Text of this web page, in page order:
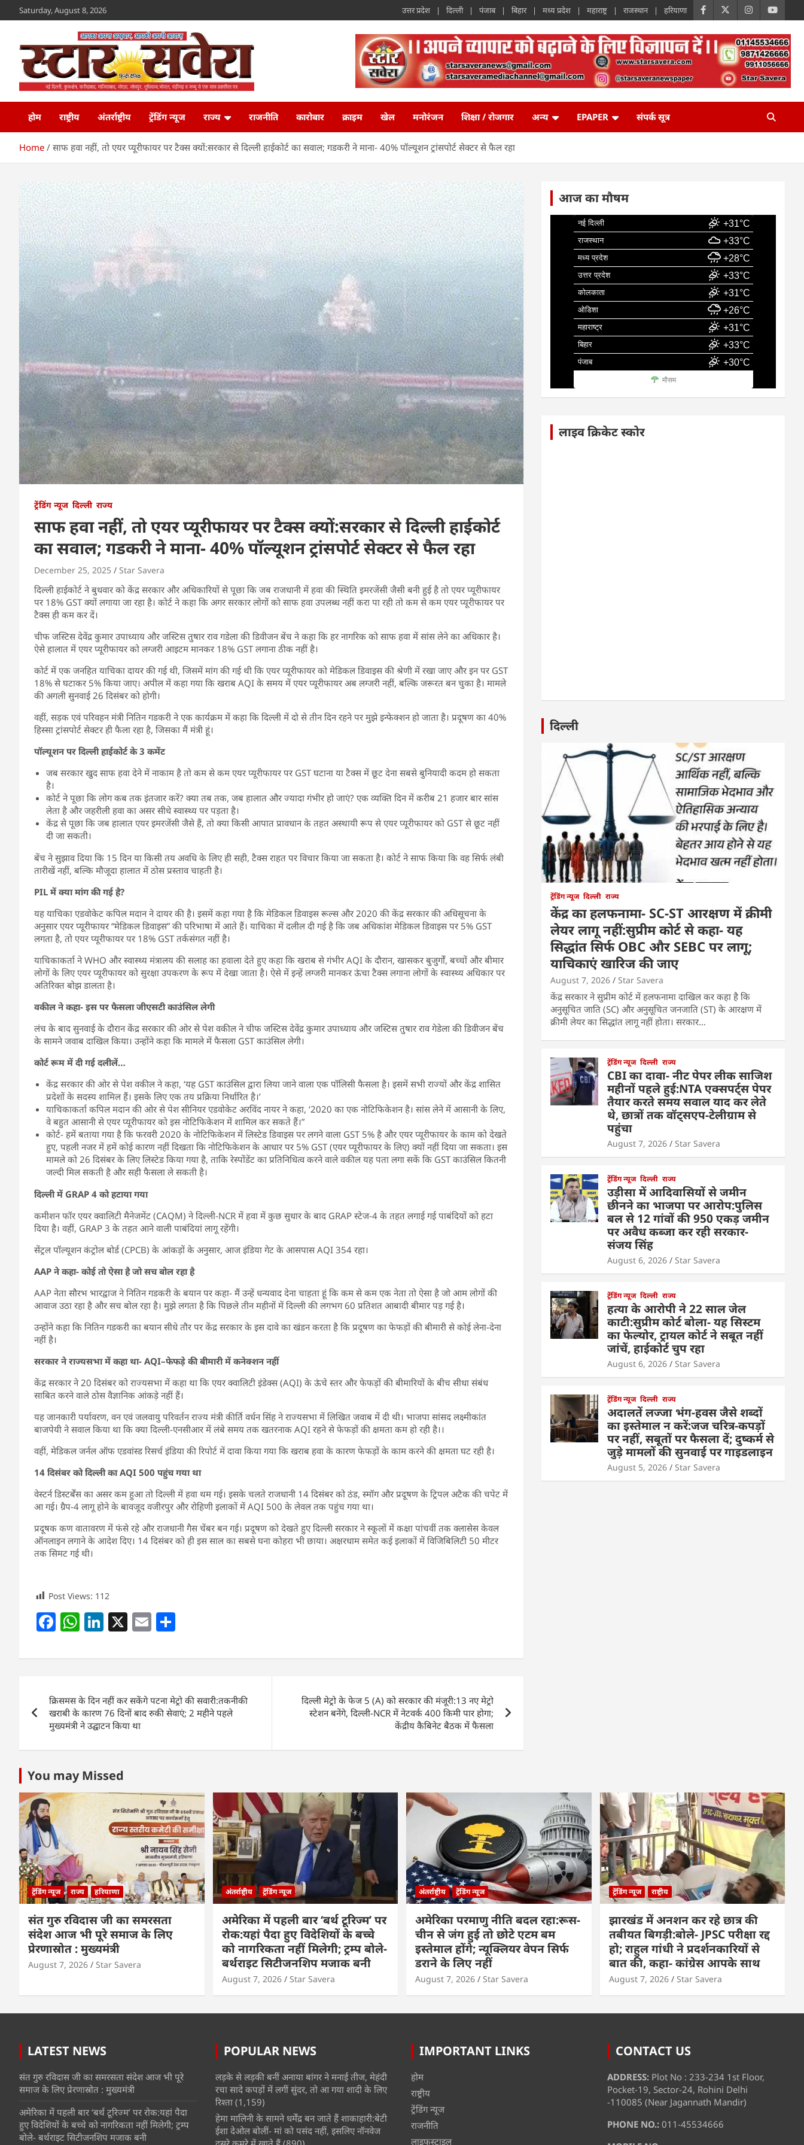
to
Saturday, August 8, 2026 उत्तर प्रदेश दिल्ली पंजाब बिहार मध्य प्रदेश महाराष्ट्र राजस्थान हरियाणा
Star Savera
होम
राष्ट्रीय अंतर्राष्ट्रीय ट्रेंडिंग न्यूज राज्य राजनीति कारोबार क्राइम खेल मनोरंजन शिक्षा / रोजगार अन्य EPAPER संपर्क सूत्र
Home साफ हवा नहीं, तो एयर प्यूरीफायर पर टैक्स क्यों:सरकार से दिल्ली हाईकोर्ट का सवाल; गडकरी ने माना- 40% पॉल्यूशन ट्रांसपोर्ट सेक्टर से फैल रहा
ट्रेंडिंग न्यूज दिल्ली राज्य
साफ हवा नहीं, तो एयर प्यूरीफायर पर टैक्स क्यों:सरकार से दिल्ली हाईकोर्ट
का सवाल; गडकरी ने माना- 40% पॉल्यूशन ट्रांसपोर्ट सेक्टर से फैल रहा
December 25, 2025 Star Savera
दिल्ली हाईकोर्ट ने बुधवार को केंद्र सरकार और अधिकारियों से पूछा कि जब राजधानी में हवा की स्थिति इमरजेंसी जैसी बनी हुई है तो एयर प्यूरीफायर
पर 18% GST क्यों लगाया जा रहा है। कोर्ट ने कहा कि अगर सरकार लोगों को साफ हवा उपलब्ध नहीं करा पा रही तो कम से कम एयर प्यूरीफायर पर
टैक्स ही कम कर दें।
चीफ जस्टिस देवेंद्र कुमार उपाध्याय और जस्टिस तुषार राव गडेला की डिवीजन बेंच ने कहा कि हर नागरिक को साफ हवा में सांस लेने का अधिकार है।
ऐसे हालात में एयर प्यूरीफायर को लग्जरी आइटम मानकर 18% GST लगाना ठीक नहीं है।
कोर्ट में एक जनहित याचिका दायर की गई थी, जिसमें मांग की गई थी कि एयर प्यूरीफायर को मेडिकल डिवाइस की श्रेणी में रखा जाए और इन पर GST
18% से घटाकर 5% किया जाए। अपील में कहा गया कि खराब AQI के समय में एयर प्यूरीफायर अब लग्जरी नहीं, बल्कि जरूरत बन चुका है। मामले
की अगली सुनवाई 26 दिसंबर को होगी।
वहीं, सड़क एवं परिवहन मंत्री नितिन गडकरी ने एक कार्यक्रम में कहा कि दिल्ली में दो से तीन दिन रहने पर मुझे इन्फेक्शन हो जाता है। प्रदूषण का 40%
हिस्सा ट्रांसपोर्ट सेक्टर ही फैला रहा है, जिसका मैं मंत्री हूं।
पॉल्यूशन पर दिल्ली हाईकोर्ट के 3 कमेंट
जब सरकार खुद साफ हवा देने में नाकाम है तो कम से कम एयर प्यूरीफायर पर GST घटाना या टैक्स में छूट देना सबसे बुनियादी कदम हो सकता
है।
कोर्ट ने पूछा कि लोग कब तक इंतजार करें? क्या तब तक, जब हालात और ज्यादा गंभीर हो जाएं? एक व्यक्ति दिन में करीब 21 हजार बार सांस
लेता है और जहरीली हवा का असर सीधे स्वास्थ्य पर पड़ता है।
केंद्र से पूछा कि जब हालात एयर इमरजेंसी जैसे हैं, तो क्या किसी आपात प्रावधान के तहत अस्थायी रूप से एयर प्यूरीफायर को GST से छूट नहीं
दी जा सकती।
बेंच ने सुझाव दिया कि 15 दिन या किसी तय अवधि के लिए ही सही, टैक्स राहत पर विचार किया जा सकता है। कोर्ट ने साफ किया कि वह सिर्फ लंबी
तारीखें नहीं, बल्कि मौजूदा हालात में ठोस प्रस्ताव चाहती है।
PIL में क्या मांग की गई है?
यह याचिका एडवोकेट कपिल मदान ने दायर की है। इसमें कहा गया है कि मेडिकल डिवाइस रूल्स और 2020 की केंद्र सरकार की अधिसूचना के
अनुसार एयर प्यूरीफायर “मेडिकल डिवाइस” की परिभाषा में आते हैं। याचिका में दलील दी गई है कि जब अधिकांश मेडिकल डिवाइस पर 5% GST
लगता है, तो एयर प्यूरीफायर पर 18% GST तर्कसंगत नहीं है।
याचिकाकर्ता ने WHO और स्वास्थ्य मंत्रालय की सलाह का हवाला देते हुए कहा कि खराब से गंभीर AQI के दौरान, खासकर बुजुर्गों, बच्चों और बीमार
लोगों के लिए एयर प्यूरीफायर को सुरक्षा उपकरण के रूप में देखा जाता है। ऐसे में इन्हें लग्जरी मानकर ऊंचा टैक्स लगाना लोगों के स्वास्थ्य अधिकार पर
अतिरिक्त बोझ डालता है।
वकील ने कहा- इस पर फैसला जीएसटी काउंसिल लेगी
लंच के बाद सुनवाई के दौरान केंद्र सरकार की ओर से पेश वकील ने चीफ जस्टिस देवेंद्र कुमार उपाध्याय और जस्टिस तुषार राव गेडेला की डिवीजन बेंच
के सामने जवाब दाखिल किया। उन्होंने कहा कि मामले में फैसला GST काउंसिल लेगी।
कोर्ट रूम में दी गई दलीलें…
केंद्र सरकार की ओर से पेश वकील ने कहा, ‘यह GST काउंसिल द्वारा लिया जाने वाला एक पॉलिसी फैसला है। इसमें सभी राज्यों और केंद्र शासित
प्रदेशों के सदस्य शामिल हैं। इसके लिए एक तय प्रक्रिया निर्धारित है।’
याचिकाकर्ता कपिल मदान की ओर से पेश सीनियर एडवोकेट अरविंद नायर ने कहा, ‘2020 का एक नोटिफिकेशन है। सांस लेने में आसानी के लिए,
वे बहुत आसानी से एयर प्यूरीफायर को इस नोटिफिकेशन में शामिल कर सकते हैं।”
कोर्ट- हमें बताया गया है कि फरवरी 2020 के नोटिफिकेशन में लिस्टेड डिवाइस पर लगने वाला GST 5% है और एयर प्यूरीफायर के काम को देखते
हुए, पहली नजर में हमें कोई कारण नहीं दिखता कि नोटिफिकेशन के आधार पर 5% GST (एयर प्यूरीफायर के लिए) क्यों नहीं दिया जा सकता। इस
मामले को 26 दिसंबर के लिए लिस्टेड किया गया है, ताकि रेस्पोंडेंट का प्रतिनिधित्व करने वाले वकील यह पता लगा सकें कि GST काउंसिल कितनी
जल्दी मिल सकती है और सही फैसला ले सकती है।
दिल्ली में GRAP 4 को हटाया गया
कमीशन फॉर एयर क्वालिटी मैनेजमेंट (CAQM) ने दिल्ली-NCR में हवा में कुछ सुधार के बाद GRAP स्टेज-4 के तहत लगाई गई पाबंदियों को हटा
दिया है। वहीं, GRAP 3 के तहत आने वाली पाबंदियां लागू रहेंगी।
सेंट्रल पॉल्यूशन कंट्रोल बोर्ड (CPCB) के आंकड़ों के अनुसार, आज इंडिया गेट के आसपास AQI 354 रहा।
AAP ने कहा- कोई तो ऐसा है जो सच बोल रहा है
AAP नेता सौरभ भारद्वाज ने नितिन गडकरी के बयान पर कहा- मैं उन्हें धन्यवाद देना चाहता हूं कि कम से कम एक नेता तो ऐसा है जो आम लोगों की
आवाज उठा रहा है और सच बोल रहा है। मुझे लगता है कि पिछले तीन महीनों में दिल्ली की लगभग 60 प्रतिशत आबादी बीमार पड़ गई है।
उन्होंने कहा कि नितिन गडकरी का बयान सीधे तौर पर केंद्र सरकार के इस दावे का खंडन करता है कि प्रदूषण का फेफड़ों की बीमारी से कोई लेना-देना
नहीं है।
सरकार ने राज्यसभा में कहा था- AQI–फेफड़े की बीमारी में कनेक्शन नहीं
केंद्र सरकार ने 20 दिसंबर को राज्यसभा में कहा था कि एयर क्वालिटी इंडेक्स (AQI) के ऊंचे स्तर और फेफड़ों की बीमारियों के बीच सीधा संबंध
साबित करने वाले ठोस वैज्ञानिक आंकड़े नहीं हैं।
यह जानकारी पर्यावरण, वन एवं जलवायु परिवर्तन राज्य मंत्री कीर्ति वर्धन सिंह ने राज्यसभा में लिखित जवाब में दी थी। भाजपा सांसद लक्ष्मीकांत
बाजपेयी ने सवाल किया था कि क्या दिल्ली-एनसीआर में लंबे समय तक खतरनाक AQI रहने से फेफड़ों की क्षमता कम हो रही है।।
वहीं, मेडिकल जर्नल ऑफ एडवांस्ड रिसर्च इंडिया की रिपोर्ट में दावा किया गया कि खराब हवा के कारण फेफड़ों के काम करने की क्षमता घट रही है।
14 दिसंबर को दिल्ली का AQI 500 पहुंच गया था
वेस्टर्न डिस्टर्बेंस का असर कम हुआ तो दिल्ली में हवा थम गई। इसके चलते राजधानी 14 दिसंबर को ठंड, स्मॉग और प्रदूषण के ट्रिपल अटैक की चपेट में
आ गई। ग्रैप-4 लागू होने के बावजूद वजीरपुर और रोहिणी इलाकों में AQI 500 के लेवल तक पहुंच गया था।
प्रदूषक कण वातावरण में फंसे रहे और राजधानी गैस चेंबर बन गई। प्रदूषण को देखते हुए दिल्ली सरकार ने स्कूलों में कक्षा पांचवीं तक क्लासेस केवल
ऑनलाइन लगाने के आदेश दिए। 14 दिसंबर को ही इस साल का सबसे घना कोहरा भी छाया। अक्षरधाम समेत कई इलाकों में विजिबिलिटी 50 मीटर
तक सिमट गई थी।
Post Views: 112
F
c
b
o
o
k
W
at
A
p
p
Li
k
dI
n
X E
ai ar
navigation
क्रिसमस के दिन नहीं कर सकेंगे पटना मेट्रो की सवारी:तकनीकी
खराबी के कारण 76 दिनों बाद रुकी सेवाएं; 2 महीने पहले
मुख्यमंत्री ने उद्घाटन किया था
दिल्ली मेट्रो के फेज 5 (A) को सरकार की मंजूरी:13 नए मेट्रो
स्टेशन बनेंगे, दिल्ली-NCR में नेटवर्क 400 किमी पार होगा;
केंद्रीय कैबिनेट बैठक में फैसला
आज का मौषम
नई दिल्ली +31°C
राजस्थान +33°C
मध्य प्रदेश +28°C
उत्तर प्रदेश +33°C
कोलकाता +31°C
ओडिशा +26°C
महाराष्ट्र +31°C
बिहार +33°C
पंजाब +30°C
मौसम
लाइव क्रिकेट स्कोर
दिल्ली
ट्रेंडिंग न्यूज दिल्ली राज्य
केंद्र का हलफनामा- SC-ST आरक्षण में क्रीमी
लेयर लागू नहीं:सुप्रीम कोर्ट से कहा- यह
सिद्धांत सिर्फ OBC और SEBC पर लागू;
याचिकाएं खारिज की जाए
August 7, 2026 Star Savera
केंद्र सरकार ने सुप्रीम कोर्ट में हलफनामा दाखिल कर कहा है कि
अनुसूचित जाति (SC) और अनुसूचित जनजाति (ST) के आरक्षण में
क्रीमी लेयर का सिद्धांत लागू नहीं होता। सरकार…
ट्रेंडिंग न्यूज दिल्ली राज्य
CBI का दावा- नीट पेपर लीक साजिश
महीनों पहले हुई:NTA एक्सपर्ट्स पेपर
तैयार करते समय सवाल याद कर लेते
थे, छात्रों तक वॉट्सएप-टेलीग्राम से
पहुंचा
August 7, 2026 Star Savera
ट्रेंडिंग न्यूज दिल्ली राज्य
उड़ीसा में आदिवासियों से जमीन
छीनने का भाजपा पर आरोप:पुलिस
बल से 12 गांवों की 950 एकड़ जमीन
पर अवैध कब्जा कर रही सरकार-
संजय सिंह
August 6, 2026 Star Savera
ट्रेंडिंग न्यूज दिल्ली राज्य
हत्या के आरोपी ने 22 साल जेल
काटी:सुप्रीम कोर्ट बोला- यह सिस्टम
का फेल्योर, ट्रायल कोर्ट ने सबूत नहीं
जांचें, हाईकोर्ट चुप रहा
August 6, 2026 Star Savera
ट्रेंडिंग न्यूज दिल्ली राज्य
अदालतें लज्जा भंग-हवस जैसे शब्दों
का इस्तेमाल न करें:जज चरित्र-कपड़ों
पर नहीं, सबूतों पर फैसला दें; दुष्कर्म से
जुड़े मामलों की सुनवाई पर गाइडलाइन
August 5, 2026 Star Savera
You may Missed
ट्रेंडिंग न्यूज राज्य हरियाणा
संत गुरु रविदास जी का समरसता
संदेश आज भी पूरे समाज के लिए
प्रेरणास्रोत : मुख्यमंत्री
August 7, 2026 Star Savera
अंतर्राष्ट्रीय ट्रेंडिंग न्यूज
अमेरिका में पहली बार ‘बर्थ टूरिज्म’ पर
रोक:यहां पैदा हुए विदेशियों के बच्चे
को नागरिकता नहीं मिलेगी; ट्रम्प बोले-
बर्थराइट सिटीजनशिप मजाक बनी
August 7, 2026 Star Savera
अंतर्राष्ट्रीय ट्रेंडिंग न्यूज
अमेरिका परमाणु नीति बदल रहा:रूस-
चीन से जंग हुई तो छोटे एटम बम
इस्तेमाल होंगे; न्यूक्लियर वेपन सिर्फ
डराने के लिए नहीं
August 7, 2026 Star Savera
ट्रेंडिंग न्यूज राष्ट्रीय
झारखंड में अनशन कर रहे छात्र की
तबीयत बिगड़ी:बोले- JPSC परीक्षा रद्द
हो; राहुल गांधी ने प्रदर्शनकारियों से
बात की, कहा- कांग्रेस आपके साथ
August 7, 2026 Star Savera
LATEST NEWS
संत गुरु रविदास जी का समरसता संदेश आज भी पूरे
समाज के लिए प्रेरणास्रोत : मुख्यमंत्री
अमेरिका में पहली बार ‘बर्थ टूरिज्म’ पर रोक:यहां पैदा
हुए विदेशियों के बच्चे को नागरिकता नहीं मिलेगी; ट्रम्प
बोले- बर्थराइट सिटीजनशिप मजाक बनी
POPULAR NEWS
लड़के से लड़की बनीं अनाया बांगर ने मनाई तीज, मेहंदी
रचा सादे कपड़ों में लगीं सुंदर, तो आ गया शादी के लिए
रिश्ता (1,159)
हेमा मालिनी के सामने धर्मेंद्र बन जाते हैं शाकाहारी:बेटी
ईशा देओल बोलीं- मां को पसंद नहीं, इसलिए नॉनवेज
IMPORTANT LINKS
होम
राष्ट्रीय
ट्रेंडिंग न्यूज
राजनीति
लाइफस्टाइल
CONTACT US
ADDRESS: Plot No : 233-234 1st Floor,
Pocket-19, Sector-24, Rohini Delhi
-110085 (Near Jagannath Mandir)
PHONE NO.: 011-45534666